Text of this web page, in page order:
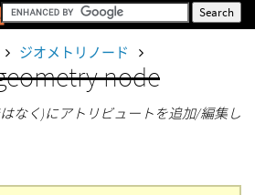
ジオメトリノード
node
なく)にアトリビュートを追加/編集し